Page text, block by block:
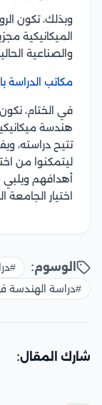
وبذلك، تكون
الميكانيكية
والصناعية
مكاتب الدراسة
في الختام،
هندسة
تتيح دراسته،
ليتمكنوا من
أهدافهم
اختيار الجامعة
الوسوم:
#دراسة الهندسة
شارك المقال: